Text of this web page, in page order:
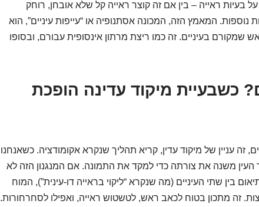
בעיות ראייה – בין אם זה קוצר ראייה קל שלא אובחן, רוחק
המאמץ הזה, המכונה אסתנופיה או “עייפות עיניים”, הוא
שמקורם בעיניים. זה כמו ריצת מרתון אינסופית עבורם, ובסופו
כשבעיית מיקוד עדינה הופכת
עניין של מיקוד עדין, קריא תהליך שנקרא אקומודציה. כשאנחנו
העין משנה את צורתה כדי למקד את התמונה. אם המנגנון הזה לא
בין שתי העיניים (מה שנקרא “ליקוי בראייה דו-עינית”), המוח
זה מתכון בטוח לכאב ראש, לטשטוש ראייה, ואפילו לסחרחורות.